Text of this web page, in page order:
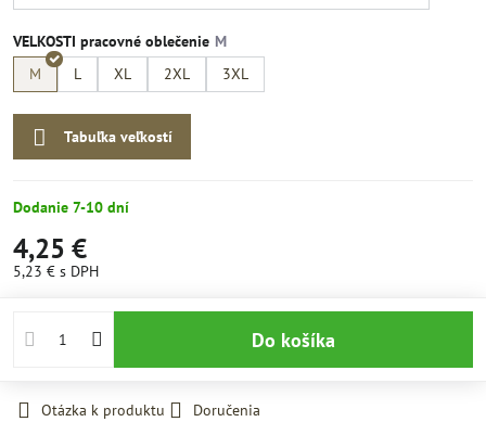
VELKOSTI pracovné oblečenie
M
L XL 2XL 3XL
Tabuľka veľkostí
Dodanie 7-10 dní
4,25 €
5,23 € s DPH
Do košíka
Otázka k produktu
Doručenia